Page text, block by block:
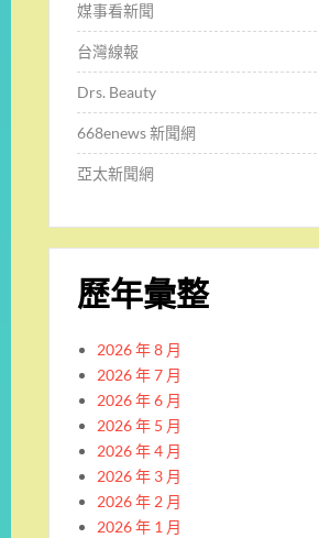
媒事看新聞
台灣線報
Drs. Beauty
668enews 新聞網
亞太新聞網
歷年彙整
2026 年 8 月
2026 年 7 月
2026 年 6 月
2026 年 5 月
2026 年 4 月
2026 年 3 月
2026 年 2 月
2026 年 1 月